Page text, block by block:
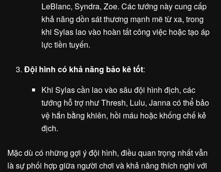
LeBlanc, Syndra, Zoe. Các tướng này cung cấp
khả năng dồn sát thương mạnh mẽ từ xa, trong
khi Sylas lao vào hoàn tất công việc hoặc tạo áp
lực tiền tuyến.
Đội hình có khả năng bảo kê tốt:
Khi Sylas cần lao vào sâu đội hình địch, các
tướng hỗ trợ như Thresh, Lulu, Janna có thể bảo
vệ hắn bằng khiên, hồi máu hoặc khống chế kẻ
địch.
Mặc dù có những gợi ý đội hình, điều quan trọng nhất vẫn
là sự phối hợp giữa người chơi và khả năng thích nghi với